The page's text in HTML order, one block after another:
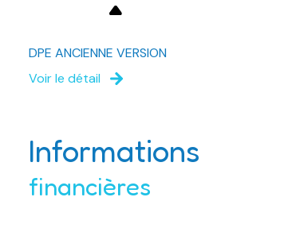
DPE ANCIENNE VERSION
Voir le détail
Informations
financières